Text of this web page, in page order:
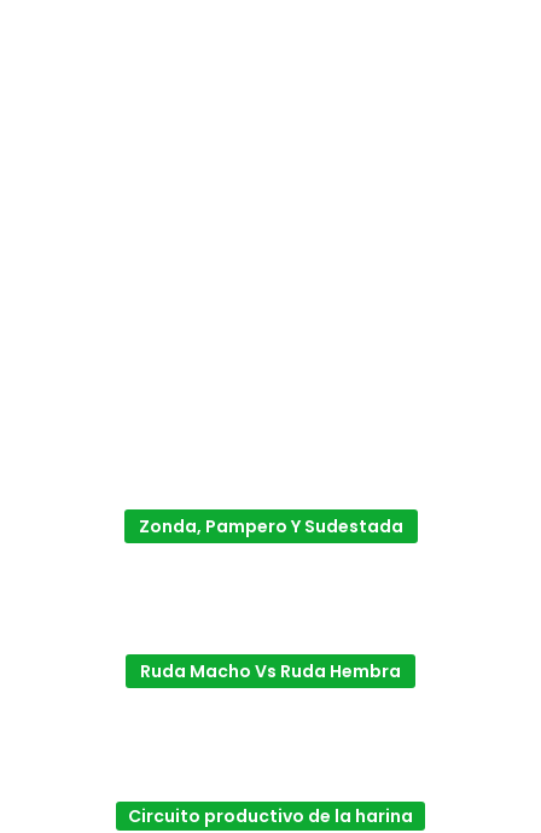
Zonda, Pampero Y Sudestada
Ruda Macho Vs Ruda Hembra
Circuito productivo de la harina